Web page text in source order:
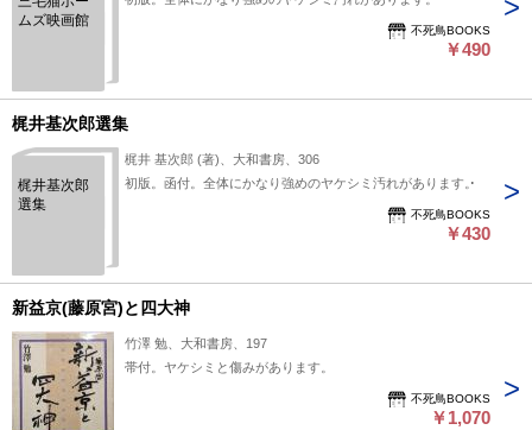
ムズ映画館
不死鳥BOOKS
￥490
梶井基次郎選集
梶井基次郎
選集
梶井 基次郎 (著)、大和書房、306
初版。函付。全体にかなり強めのヤケシミ汚れがあります。
不死鳥BOOKS
￥430
新益京(藤原宮)と四大神
竹澤 勉、大和書房、197
帯付。ヤケシミと傷みがあります。
不死鳥BOOKS
￥1,070